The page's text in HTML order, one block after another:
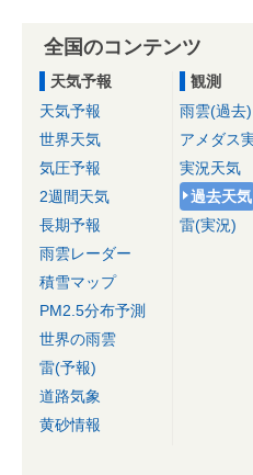
全国のコンテンツ
天気予報
天気予報
世界天気
気圧予報
2週間天気
長期予報
雨雲レーダー
積雪マップ
PM2.5分布予測
世界の雨雲
雷(予報)
道路気象
黄砂情報
観測
雨雲(過去)
アメダス
実況天気
過去天気
雷(実況)